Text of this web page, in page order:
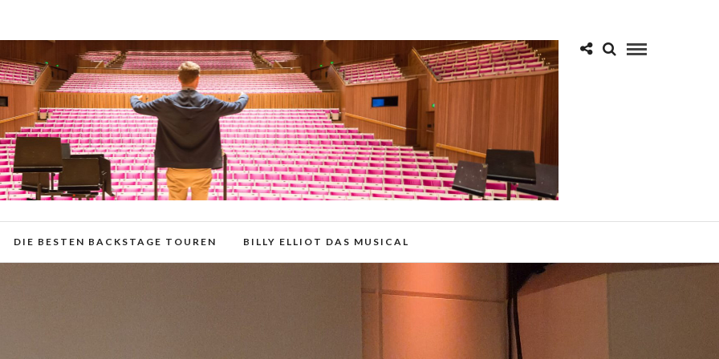
DIE BESTEN BACKSTAGE TOUREN BILLY ELLIOT DAS MUSICAL